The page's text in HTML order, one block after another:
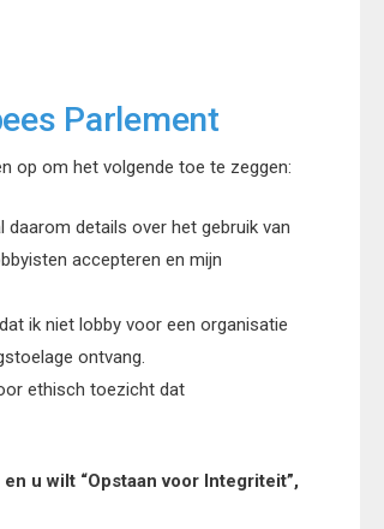
Parlement
op om het volgende toe te zeggen:
details over het gebruik van
accepteren en mijn
ik niet lobby voor een organisatie
ontvang.
ethisch toezicht dat
u wilt “Opstaan voor Integriteit”,